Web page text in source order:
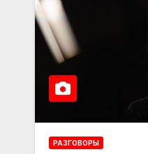
РАЗГОВОРЫ